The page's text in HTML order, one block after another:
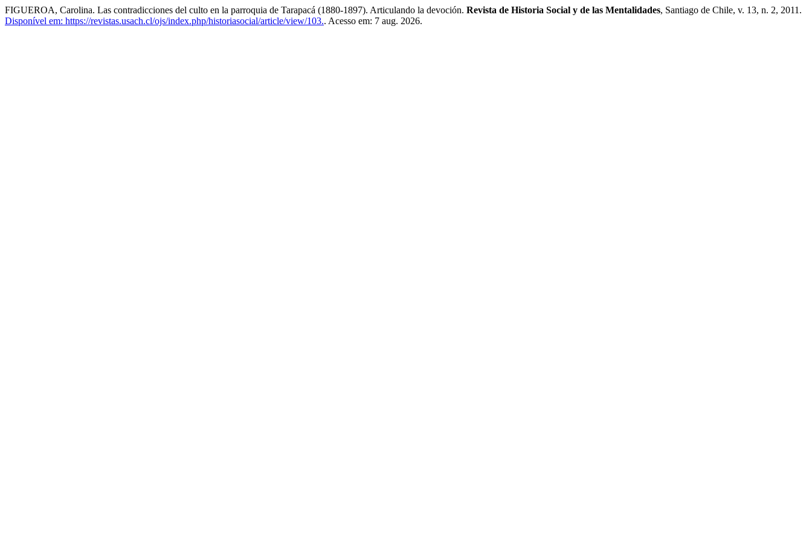
FIGUEROA, Carolina. Las contradicciones del culto en la parroquia de Tarapacá (1880-1897). Articulando la devoción. Revista de Historia Social y de las Mentalidades, Santiago de Chile, v. 13, n. 2, 2011.
Disponível em: https://revistas.usach.cl/ojs/index.php/historiasocial/article/view/103.. Acesso em: 7 aug. 2026.